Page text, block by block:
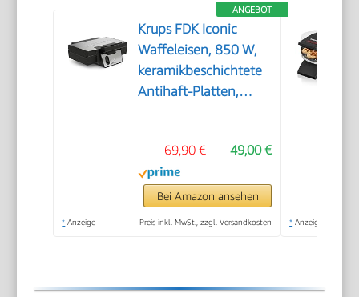
ANGEBOT
Krups FDK Iconic
Waffeleisen, 850 W,
keramikbeschichtete
Antihaft-Platten,
Aufbewahrung,
benutzerfreundlich,
Schwarz/Edelstahl,
FDK261
49,00 €
69,90 €
Bei Amazon ansehen
* Anzeige Preis inkl. MwSt., zzgl. Versandkosten * Anzeige